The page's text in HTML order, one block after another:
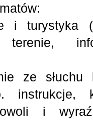
i turystyka
ze słuchu
instrukcje,
i